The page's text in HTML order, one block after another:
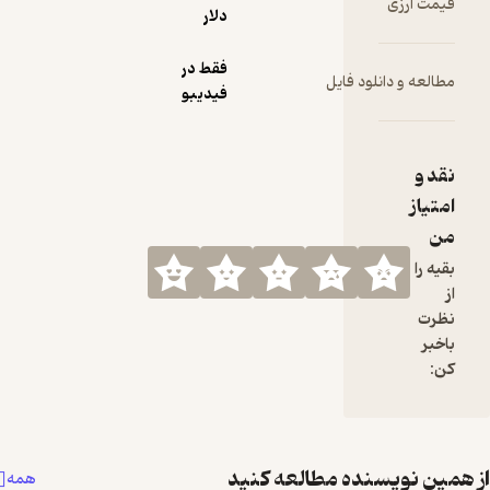
دلار
مطالعه و دانلود فایل
فقط در
فیدیبو
نقد و
امتیاز
من
بقیه را
نظرت
باخبر
کن:
همین نویسنده مطالعه کنید همه